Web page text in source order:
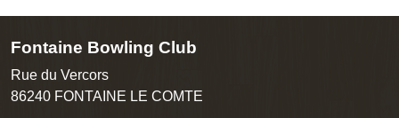
Fontaine Bowling Club
Rue du Vercors
86240 FONTAINE LE COMTE